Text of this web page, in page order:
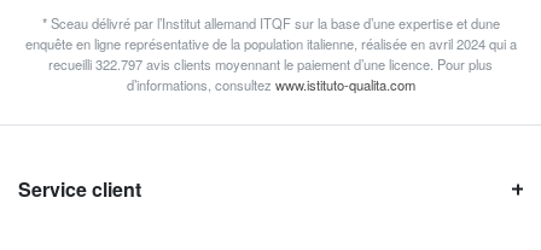
* Sceau délivré par l’Institut allemand ITQF sur la base d’une expertise et dune
enquête en ligne représentative de la population italienne, réalisée en avril 2024 qui a
recueilli 322.797 avis clients moyennant le paiement d’une licence. Pour plus
d’informations, consultez www.istituto-qualita.com
Service client